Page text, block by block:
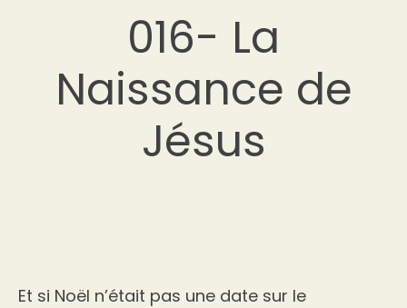
016- La
Naissance de
Jésus
Et si Noël n’était pas une date sur le